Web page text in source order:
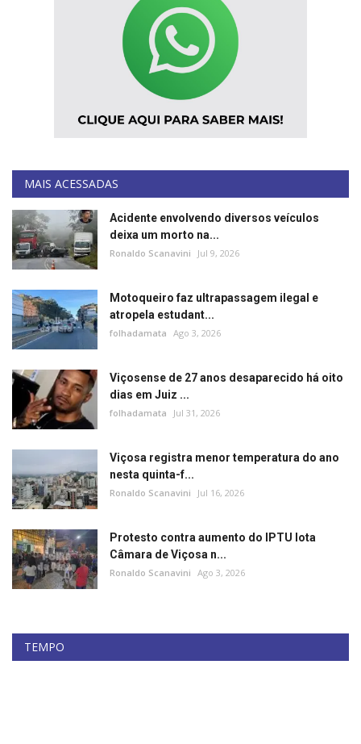
MAIS ACESSADAS
Acidente envolvendo diversos veículos
deixa um morto na...
Ronaldo Scanavini Jul 9, 2026
Motoqueiro faz ultrapassagem ilegal e
atropela estudant...
folhadamata Ago 3, 2026
Viçosense de 27 anos desaparecido há oito
dias em Juiz ...
folhadamata Jul 31, 2026
Viçosa registra menor temperatura do ano
nesta quinta-f...
Ronaldo Scanavini Jul 16, 2026
Protesto contra aumento do IPTU lota
Câmara de Viçosa n...
Ronaldo Scanavini Ago 3, 2026
TEMPO